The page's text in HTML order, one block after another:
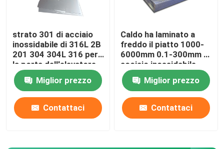
strato 301 di acciaio
inossidabile di 316L 2B
201 304 304L 316 per
la porta dell'elevatore
Miglior prezzo
Contattaci
Caldo ha laminato a
freddo il piatto 1000-
6000mm 0.1-300mm di
acciaio inossidabile
201
Miglior prezzo
Contattaci